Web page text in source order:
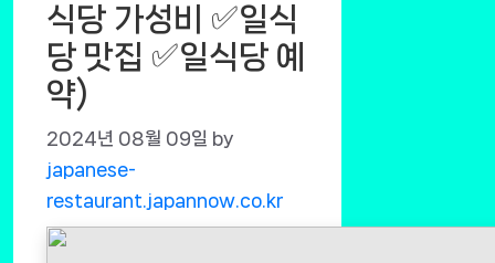
식당 가성비 ✅일식
당 맛집 ✅일식당 예
약)
2024년 08월 09일 by
japanese-
restaurant.japannow.co.kr